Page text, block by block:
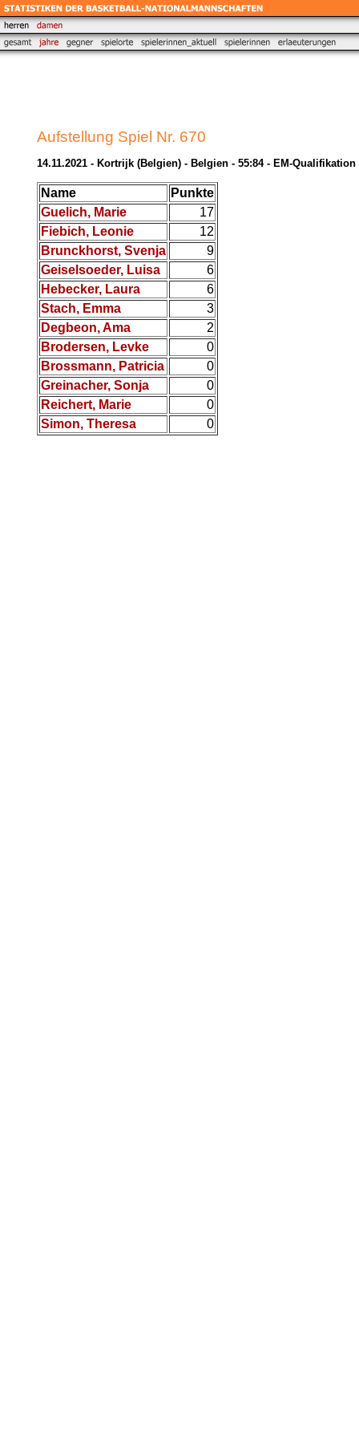
Aufstellung Spiel Nr. 670
14.11.2021 - Kortrijk (Belgien) - Belgien - 55:84 - EM-Qualifikation
Name
Punkte
Guelich, Marie
17
Fiebich, Leonie
12
Brunckhorst, Svenja
9
Geiselsoeder, Luisa
6
Hebecker, Laura
6
Stach, Emma
3
Degbeon, Ama
2
Brodersen, Levke
0
Brossmann, Patricia
0
Greinacher, Sonja
0
Reichert, Marie
0
Simon, Theresa
0